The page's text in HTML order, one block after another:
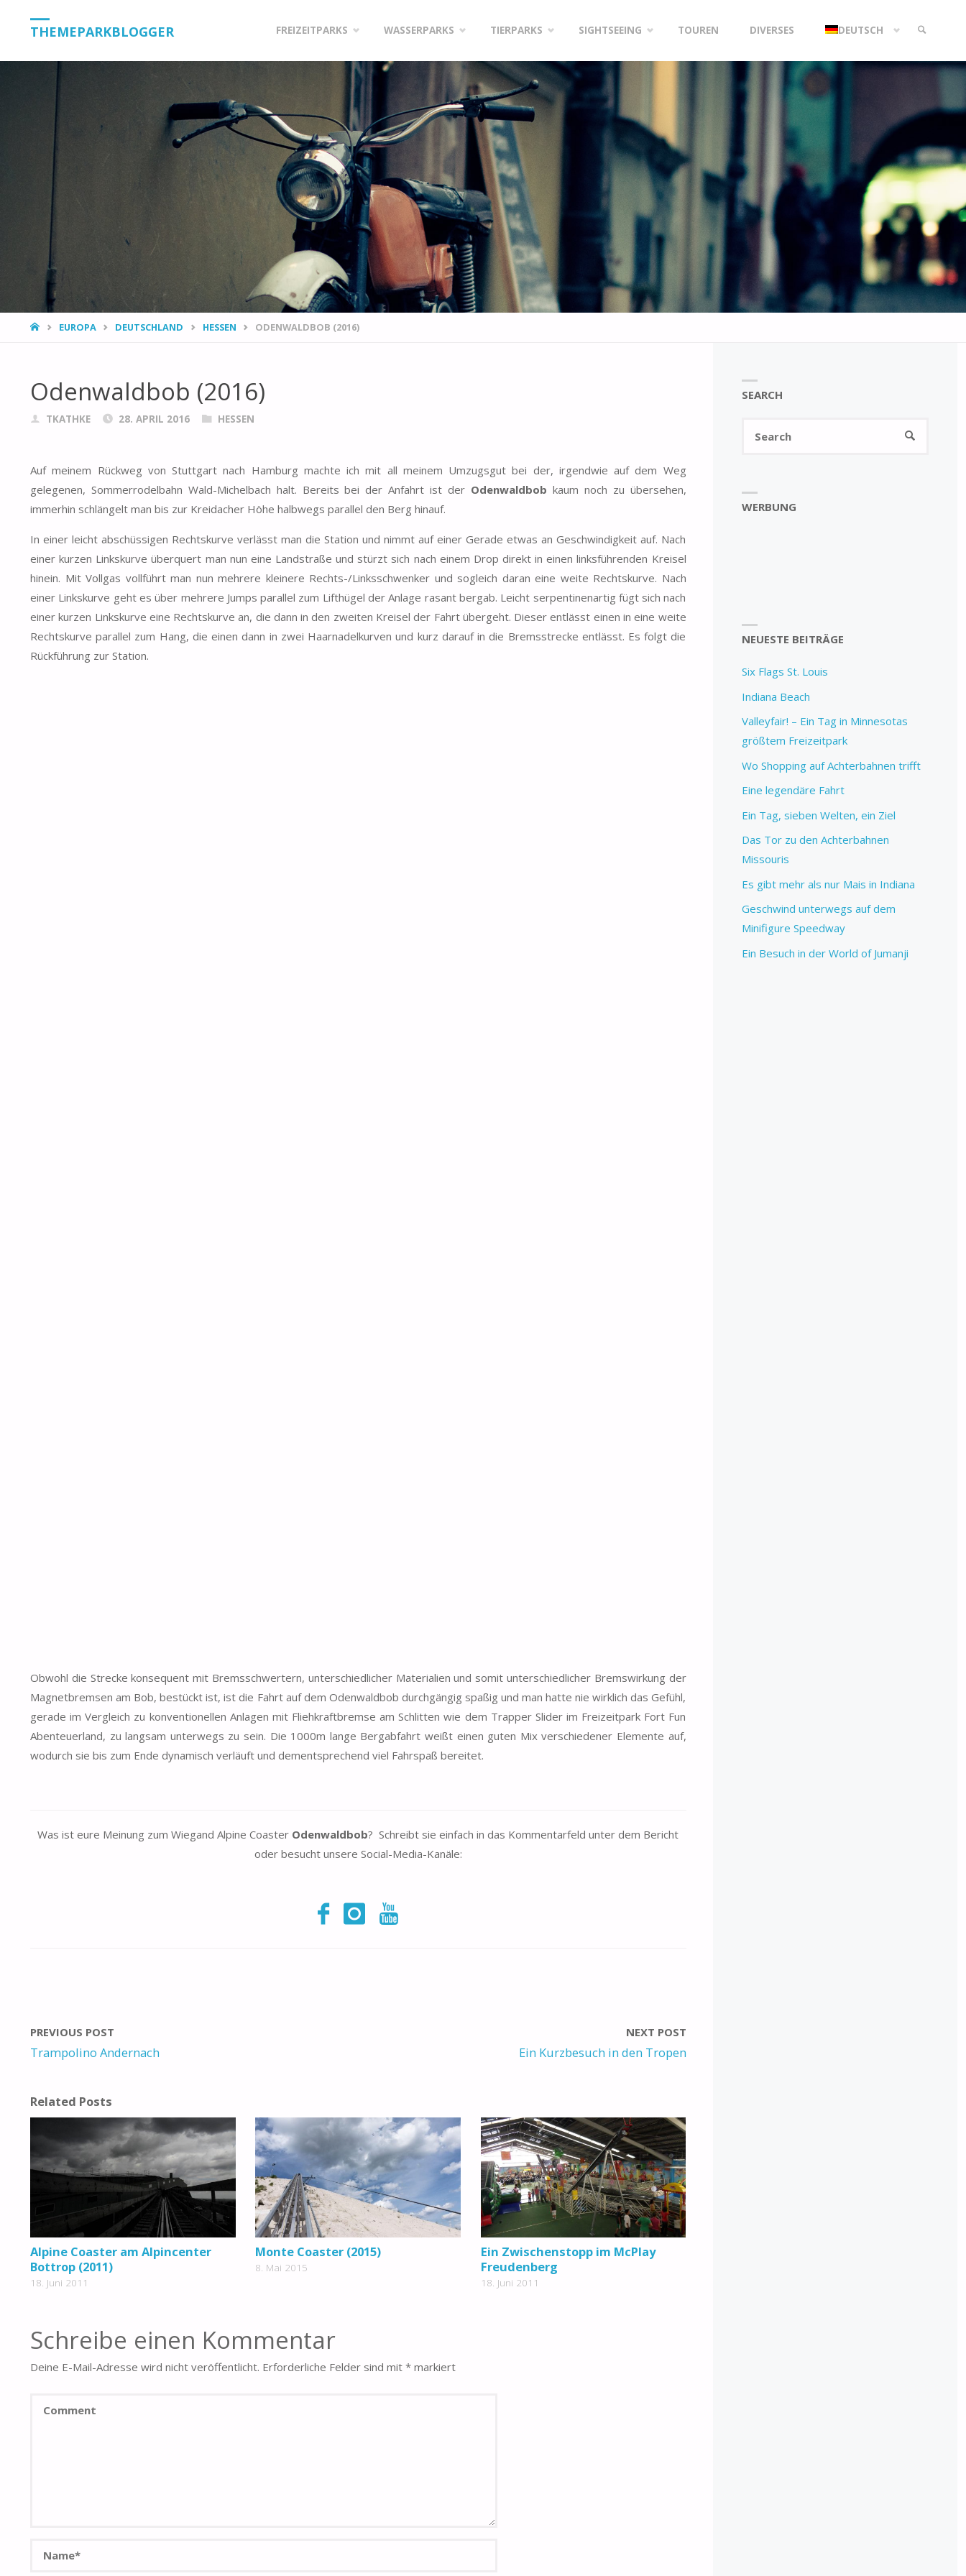
THEMEPARKBLOGGER
content
FREIZEITPARKS WASSERPARKS TIERPARKS SIGHTSEEING TOUREN DIVERSES DEUTSCH
HOMEEUROPA DEUTSCHLAND HESSEN ODENWALDBOB (2016)
Odenwaldbob (2016)
TKATHKE 28. APRIL 2016 HESSEN
Auf meinem Rückweg von Stuttgart nach Hamburg machte ich mit all meinem Umzugsgut bei der, irgendwie auf dem Weg
gelegenen, Sommerrodelbahn Wald-Michelbach halt. Bereits bei der Anfahrt ist der Odenwaldbob kaum noch zu übersehen,
immerhin schlängelt man bis zur Kreidacher Höhe halbwegs parallel den Berg hinauf.
In einer leicht abschüssigen Rechtskurve verlässt man die Station und nimmt auf einer Gerade etwas an Geschwindigkeit auf. Nach
einer kurzen Linkskurve überquert man nun eine Landstraße und stürzt sich nach einem Drop direkt in einen linksführenden Kreisel
hinein. Mit Vollgas vollführt man nun mehrere kleinere Rechts-/Linksschwenker und sogleich daran eine weite Rechtskurve. Nach
einer Linkskurve geht es über mehrere Jumps parallel zum Lifthügel der Anlage rasant bergab. Leicht serpentinenartig fügt sich nach
einer kurzen Linkskurve eine Rechtskurve an, die dann in den zweiten Kreisel der Fahrt übergeht. Dieser entlässt einen in eine weite
Rechtskurve parallel zum Hang, die einen dann in zwei Haarnadelkurven und kurz darauf in die Bremsstrecke entlässt. Es folgt die
Rückführung zur Station.
Obwohl die Strecke konsequent mit Bremsschwertern, unterschiedlicher Materialien und somit unterschiedlicher Bremswirkung der
Magnetbremsen am Bob, bestückt ist, ist die Fahrt auf dem Odenwaldbob durchgängig spaßig und man hatte nie wirklich das Gefühl,
gerade im Vergleich zu konventionellen Anlagen mit Fliehkraftbremse am Schlitten wie dem Trapper Slider im Freizeitpark Fort Fun
Abenteuerland, zu langsam unterwegs zu sein. Die 1000m lange Bergabfahrt weißt einen guten Mix verschiedener Elemente auf,
wodurch sie bis zum Ende dynamisch verläuft und dementsprechend viel Fahrspaß bereitet.
Was ist eure Meinung zum Wiegand Alpine Coaster Odenwaldbob? Schreibt sie einfach in das Kommentarfeld unter dem Bericht
oder besucht unsere Social-Media-Kanäle:
PREVIOUS POST
Trampolino Andernach
NEXT POST
Ein Kurzbesuch in den Tropen
Related Posts
Alpine Coaster am Alpincenter
Bottrop (2011)
18. Juni 2011
Monte Coaster (2015)
8. Mai 2015
Ein Zwischenstopp im McPlay
Freudenberg
18. Juni 2011
Schreibe einen Kommentar
Deine E-Mail-Adresse wird nicht veröffentlicht. Erforderliche Felder sind mit * markiert
SEARCH
SEARCH
WERBUNG
NEUESTE BEITRÄGE
Six Flags St. Louis
Indiana Beach
Valleyfair! – Ein Tag in Minnesotas
größtem Freizeitpark
Wo Shopping auf Achterbahnen trifft
Eine legendäre Fahrt
Ein Tag, sieben Welten, ein Ziel
Das Tor zu den Achterbahnen
Missouris
Es gibt mehr als nur Mais in Indiana
Geschwind unterwegs auf dem
Minifigure Speedway
Ein Besuch in der World of Jumanji